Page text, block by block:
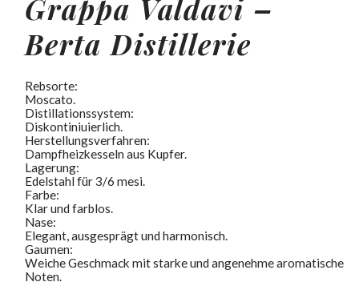
Grappa Valdavi –
Berta Distillerie
Rebsorte:
Moscato.
Distillationssystem:
Diskontiniuierlich.
Herstellungsverfahren:
Dampfheizkesseln aus Kupfer.
Lagerung:
Edelstahl für 3/6 mesi.
Farbe:
Klar und farblos.
Nase:
Elegant, ausgesprägt und harmonisch.
Gaumen:
Weiche Geschmack mit starke und angenehme aromatische
Noten.